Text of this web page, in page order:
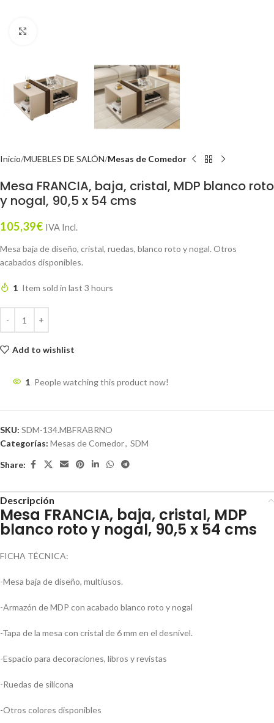
Inicio MUEBLES DE SALÓN Mesas de Comedor
Mesa FRANCIA, baja, cristal, MDP blanco roto
y nogal, 90,5 x 54 cms
105,39€ IVA Incl.
Mesa baja de diseño, cristal, ruedas, blanco roto y nogal. Otros
acabados disponibles.
1 Item sold in last 3 hours
Add to wishlist
1 People watching this product now!
SKU: SDM-134.MBFRABRNO
Categorías: Mesas de Comedor, SDM
Share:
Descripción
Mesa FRANCIA, baja, cristal, MDP
blanco roto y nogal, 90,5 x 54 cms
FICHA TÉCNICA:
-Mesa baja de diseño, multiusos.
-Armazón de MDP con acabado blanco roto y nogal
-Tapa de la mesa con cristal de 6 mm en el desnivel.
-Espacio para decoraciones, libros y revistas
-Ruedas de silicona
-Otros colores disponibles